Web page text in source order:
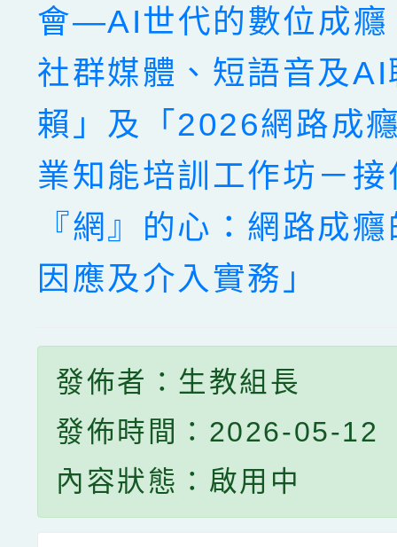
會—AI世代的數位成癮
社群媒體、短語音及AI
賴」及「2026網路成
業知能培訓工作坊－接
『網』的心：網路成
因應及介入實務」
發佈者：生教組長
發佈時間：2026-05-12
內容狀態：啟用中